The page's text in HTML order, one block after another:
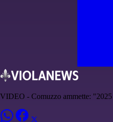
VIDEO - Comuzzo ammette: